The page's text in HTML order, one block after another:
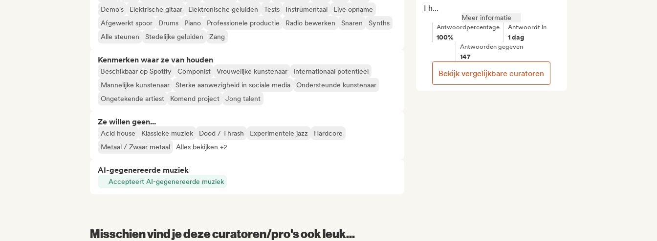
Demo's
Elektrische gitaar Elektronische geluiden Tests Instrumentaal
Live opname
Afgewerkt spoor
Drums Piano Professionele productie Radio bewerken Snaren
Synths
Alle steunen
Stedelijke geluiden Zang
Kenmerken waar ze van houden
Beschikbaar op Spotify Componist Vrouwelijke kunstenaar
Internationaal potentieel
Mannelijke kunstenaar
Sterke aanwezigheid in sociale media
Ondersteunde kunstenaar
Ongetekende artiest
Komend project Jong talent
Ze willen geen...
Acid house Klassieke muziek Dood / Thrash Experimentele jazz
Hardcore
Metaal / Zwaar metaal
Alles bekijken +2
AI-gegenereerde muziek
Accepteert AI-gegenereerde muziek
I h...
Meer informatie
Antwoordpercentage
100%
Antwoordt in
1 dag
Antwoorden gegeven
147
Bekijk vergelijkbare curatoren
Misschien vind je deze curatoren/pro's ook leuk...